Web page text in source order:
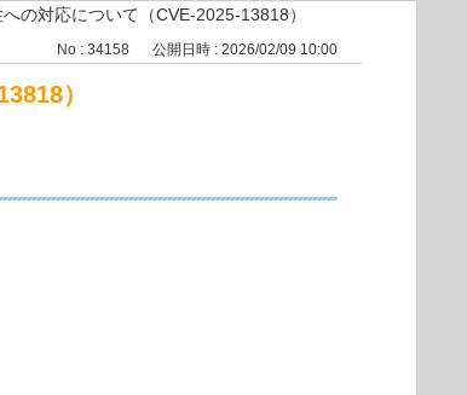
の対応について（CVE-2025-13818）
No : 34158 公開日時 : 2026/02/09 10:00
）